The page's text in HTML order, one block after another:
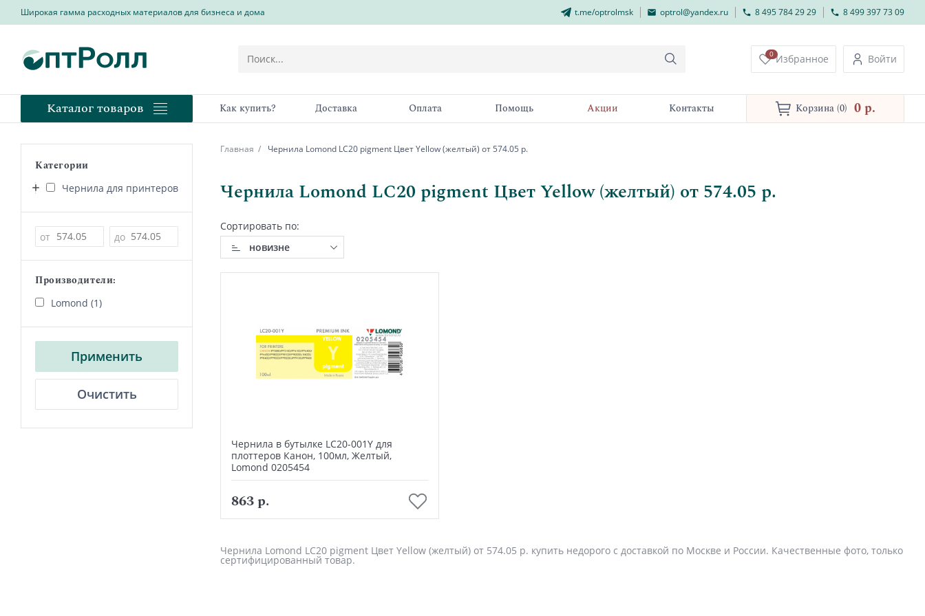
Широкая гамма расходных материалов для бизнеса и дома t.me/optrolmsk optrol@yandex.ru 8 495 784 29 29 8 499 397 73 09
0 Избранное Войти
Каталог товаров Как купить? Доставка Оплата Помощь Акции Контакты Корзина (0) 0 p.
Категории
Чернила для принтеров
Цена
от до
Производители:
Lomond (1)
Применить
Очистить
Главная Чернила Lomond LC20 pigment Цвет Yellow (желтый) от 574.05 р.
Чернила Lomond LC20 pigment Цвет Yellow (желтый) от 574.05 р.
Сортировать по:
новизне
Чернила в бутылке LC20-001Y для
плоттеров Канон, 100мл, Желтый,
Lomond 0205454
863 р.
Чернила Lomond LC20 pigment Цвет Yellow (желтый) от 574.05 р. купить недорого с доставкой по Москве и России. Качественные фото, только
сертифицированный товар.